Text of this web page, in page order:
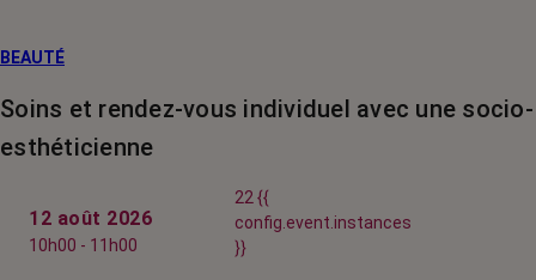
BEAUTÉ
Soins et rendez-vous individuel avec une socio-
esthéticienne
12 août 2026
10h00 - 11h00
22 {{
config.event.instances
}}